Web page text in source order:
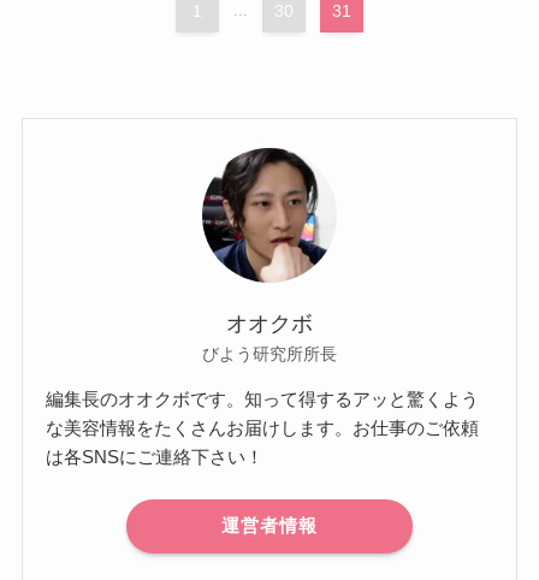
1 ... 30 31
オオクボ
びよう研究所所長
編集長のオオクボです。知って得するアッと驚くよう
な美容情報をたくさんお届けします。お仕事のご依頼
は各SNSにご連絡下さい！
運営者情報